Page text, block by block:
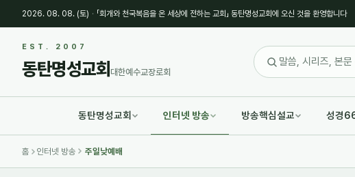
2026. 08. 08. (토) · 「회개와 천국복음을 온 세상에 전하는 교회」 동탄명성교회에 오신 것을 환영합니다
EST. 2007
동탄명성교회 대한예수교장로회
동탄명성교회 인터넷 방송 방송핵심설교 성경
홈 인터넷 방송 주일낮예배
Sketchbook5, 스케치북5
Sketchbook5, 스케치북5
Sketchbook5, 스케치북5
Sketchbook5, 스케치북5